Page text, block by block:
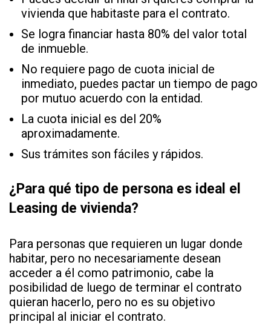
vivienda que habitaste para el contrato.
Se logra financiar hasta 80% del valor total
de inmueble.
No requiere pago de cuota inicial de
inmediato, puedes pactar un tiempo de pago
por mutuo acuerdo con la entidad.
La cuota inicial es del 20%
aproximadamente.
Sus trámites son fáciles y rápidos.
¿Para qué tipo de persona es ideal el
Leasing de vivienda?
Para personas que requieren un lugar donde
habitar, pero no necesariamente desean
acceder a él como patrimonio, cabe la
posibilidad de luego de terminar el contrato
quieran hacerlo, pero no es su objetivo
principal al iniciar el contrato.